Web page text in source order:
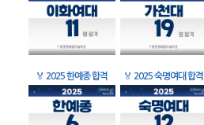
🏅 2025 한예종 합격 🏅 2025 숙명여대 합격